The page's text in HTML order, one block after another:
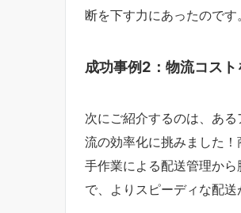
断を下す力にあったのです。
成功事例2：物流コス
次にご紹介するのは、あ
流の効率化に挑みました
手作業による配送管理か
で、よりスピーディな配送